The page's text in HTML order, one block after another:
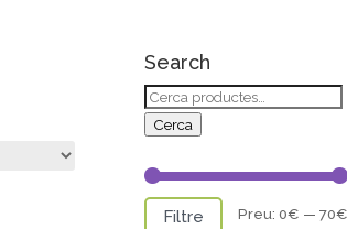
Search
Cerca:
Cerca
Filtre Preu: 0€ — 70€